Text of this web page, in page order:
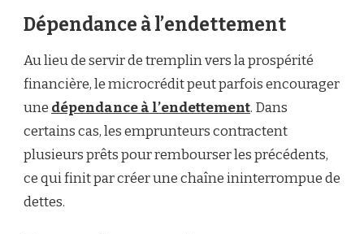
Dépendance à l’endettement
Au lieu de servir de tremplin vers la prospérité
financière, le microcrédit peut parfois encourager
une dépendance à l’endettement. Dans
certains cas, les emprunteurs contractent
plusieurs prêts pour rembourser les précédents,
ce qui finit par créer une chaîne ininterrompue de
dettes.